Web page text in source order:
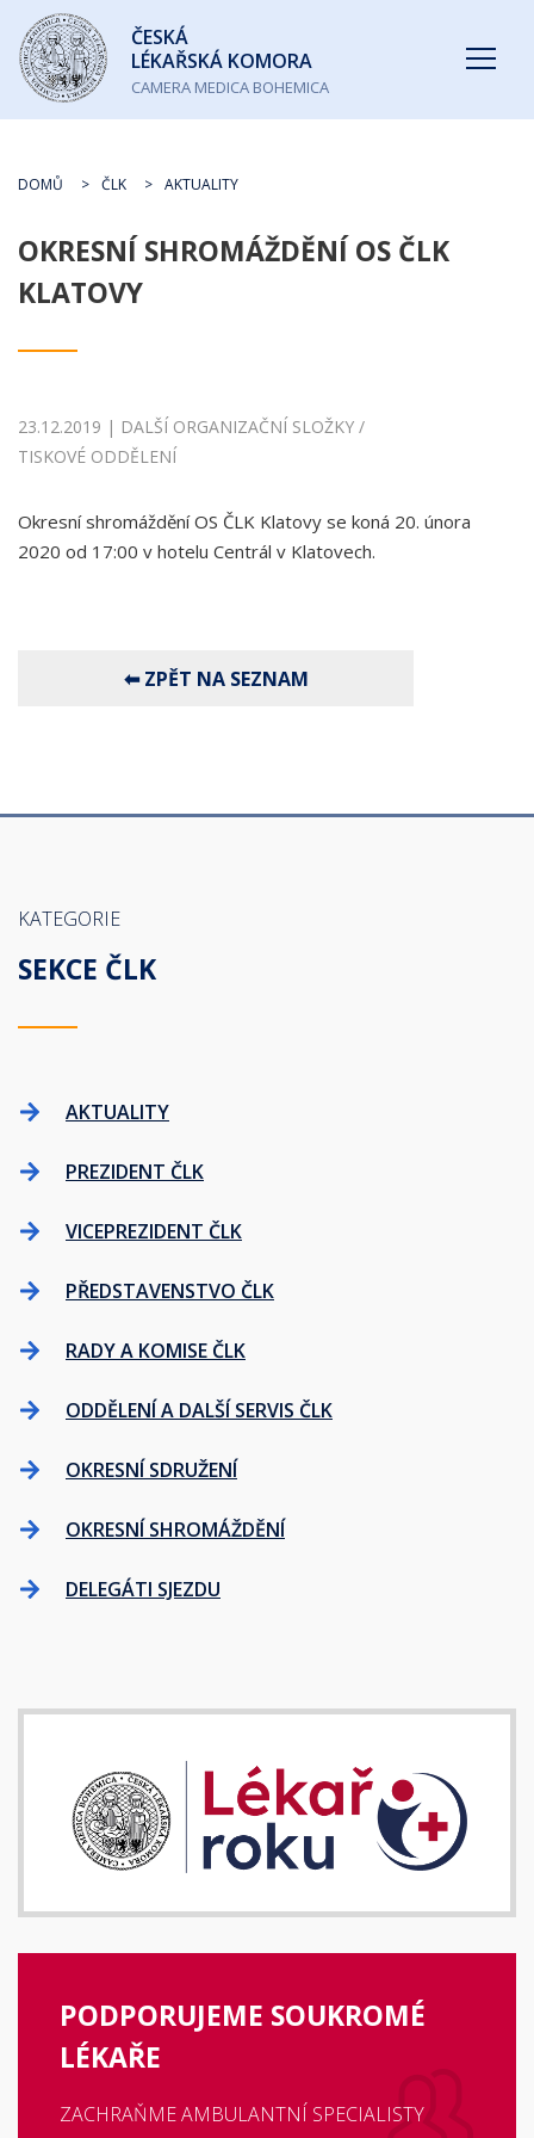
Česká
lékařská
komora
ČESKÁ
LÉKAŘSKÁ KOMORA
CAMERA MEDICA BOHEMICA
DOMŮ ČLK AKTUALITY
OKRESNÍ SHROMÁŽDĚNÍ OS ČLK
KLATOVY
23.12.2019 | DALŠÍ ORGANIZAČNÍ SLOŽKY /
TISKOVÉ ODDĚLENÍ
Okresní shromáždění OS ČLK Klatovy se koná 20. února
2020 od 17:00 v hotelu Centrál v Klatovech.
KATEGORIE
SEKCE ČLK
AKTUALITY
PREZIDENT ČLK
VICEPREZIDENT ČLK
PŘEDSTAVENSTVO ČLK
RADY A KOMISE ČLK
ODDĚLENÍ A DALŠÍ SERVIS ČLK
OKRESNÍ SDRUŽENÍ
OKRESNÍ SHROMÁŽDĚNÍ
DELEGÁTI SJEZDU
PODPORUJEME SOUKROMÉ
LÉKAŘE
ZACHRAŇME AMBULANTNÍ SPECIALISTY